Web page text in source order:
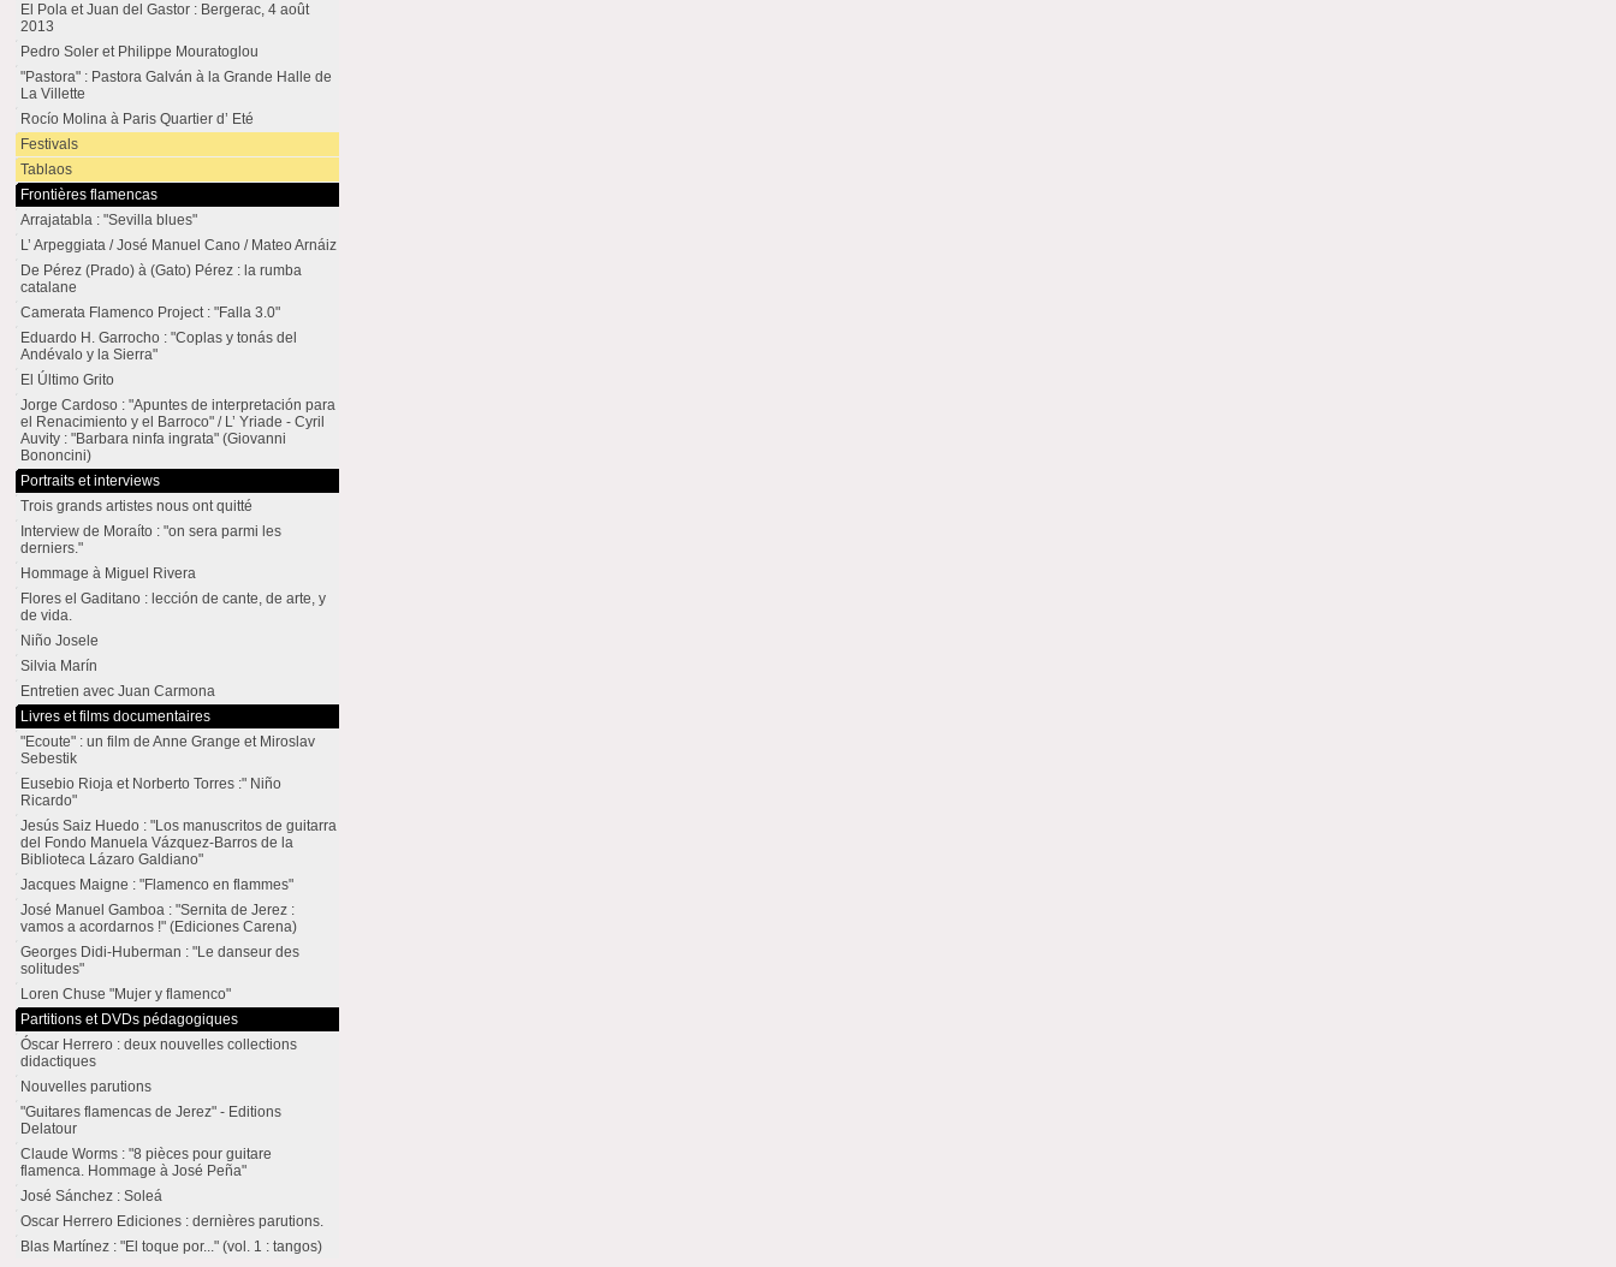
El Pola et Juan del Gastor : Bergerac, 4 août
2013
Pedro Soler et Philippe Mouratoglou
"Pastora" : Pastora Galván à la Grande Halle de
La Villette
Rocío Molina à Paris Quartier d’ Eté
Festivals
Tablaos
Frontières flamencas
Arrajatabla : "Sevilla blues"
L’ Arpeggiata / José Manuel Cano / Mateo Arnáiz
De Pérez (Prado) à (Gato) Pérez : la rumba
catalane
Camerata Flamenco Project : "Falla 3.0"
Eduardo H. Garrocho : "Coplas y tonás del
Andévalo y la Sierra"
El Último Grito
Jorge Cardoso : "Apuntes de interpretación para
el Renacimiento y el Barroco" / L’ Yriade - Cyril
Auvity : "Barbara ninfa ingrata" (Giovanni
Bononcini)
Portraits et interviews
Trois grands artistes nous ont quitté
Interview de Moraíto : "on sera parmi les
derniers."
Hommage à Miguel Rivera
Flores el Gaditano : lección de cante, de arte, y
de vida.
Niño Josele
Silvia Marín
Entretien avec Juan Carmona
Livres et films documentaires
"Ecoute" : un film de Anne Grange et Miroslav
Sebestik
Eusebio Rioja et Norberto Torres :" Niño
Ricardo"
Jesús Saiz Huedo : "Los manuscritos de guitarra
del Fondo Manuela Vázquez-Barros de la
Biblioteca Lázaro Galdiano"
Jacques Maigne : "Flamenco en flammes"
José Manuel Gamboa : "Sernita de Jerez :
vamos a acordarnos !" (Ediciones Carena)
Georges Didi-Huberman : "Le danseur des
solitudes"
Loren Chuse "Mujer y flamenco"
Partitions et DVDs pédagogiques
Óscar Herrero : deux nouvelles collections
didactiques
Nouvelles parutions
"Guitares flamencas de Jerez" - Editions
Delatour
Claude Worms : "8 pièces pour guitare
flamenca. Hommage à José Peña"
José Sánchez : Soleá
Oscar Herrero Ediciones : dernières parutions.
Blas Martínez : "El toque por..." (vol. 1 : tangos)